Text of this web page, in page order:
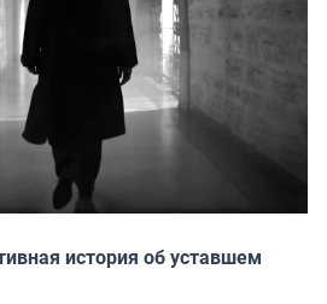
история об уставшем